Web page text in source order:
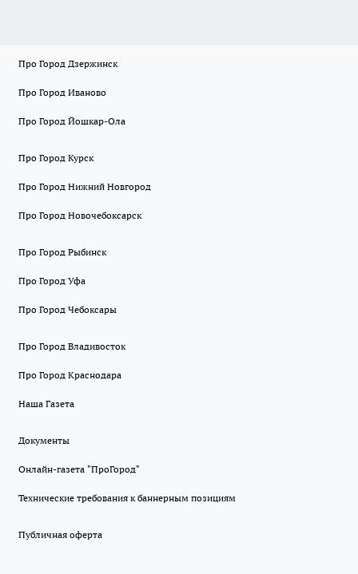
Про Город Дзержинск
Про Город Иваново
Про Город Йошкар-Ола
Про Город Курск
Про Город Нижний Новгород
Про Город Новочебоксарск
Про Город Рыбинск
Про Город Уфа
Про Город Чебоксары
Про Город Владивосток
Про Город Краснодара
Наша Газета
Документы
Онлайн-газета "ПроГород"
Технические требования к баннерным позициям
Публичная оферта